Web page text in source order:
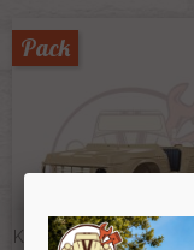
Kit Carrosserie
Pack